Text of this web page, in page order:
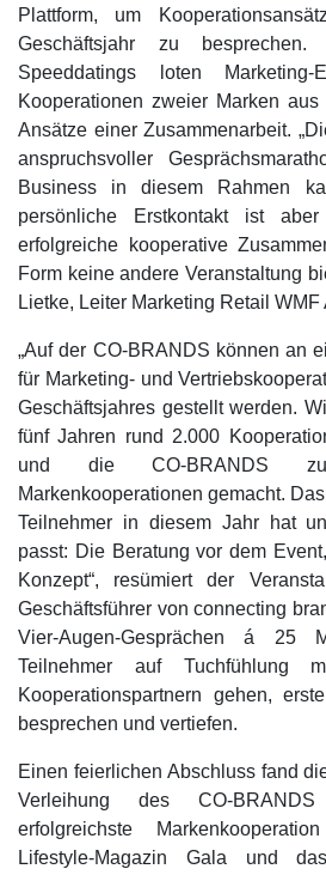
Plattform, um
Geschäftsjahr zu
Speeddatings loten Marketing-
Kooperationen zweier Marken
Ansätze einer Zusammenarbeit.
anspruchsvoller
Business in diesem Rahmen
persönliche Erstkontakt ist
erfolgreiche kooperative
Form keine andere Veranstaltung
Lietke, Leiter Marketing Retail WMF
„Auf der CO-BRANDS können an
für Marketing- und
Geschäftsjahres gestellt werden.
fünf Jahren rund 2.000
und die CO-BRANDS
Markenkooperationen gemacht.
Teilnehmer in diesem Jahr hat
passt: Die Beratung vor dem
Konzept“, resümiert der
Geschäftsführer von connecting
Vier-Augen-Gesprächen á 25
Teilnehmer auf Tuchfühlung
Kooperationspartnern gehen,
besprechen und vertiefen.
Einen feierlichen Abschluss fand
Verleihung des CO-
erfolgreichste
Lifestyle-Magazin Gala und